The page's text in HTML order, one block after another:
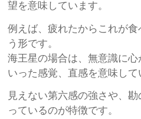
望を意味しています。
例えば、疲れたからこれが
う形です。
海王星の場合は、無意識に
いった感覚、直感を意味して
見えない第六感の強さや、
っているのが特徴です。